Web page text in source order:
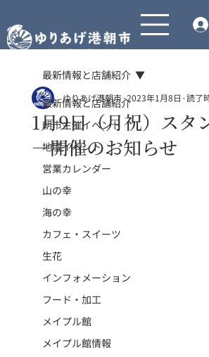
最新情報と店舗紹介
朝市主催イベント
地域イベント
営業カレンダー
山の幸
海の幸
カフェ・スイーツ
生花
インフォメーション
フード・加工
メイプル館
メイプル館情報
最新情報と店舗紹介
1月9日（月祝）スタ
―開催のお知らせ
ゆりあげ港朝市 2023年1月8日 読了